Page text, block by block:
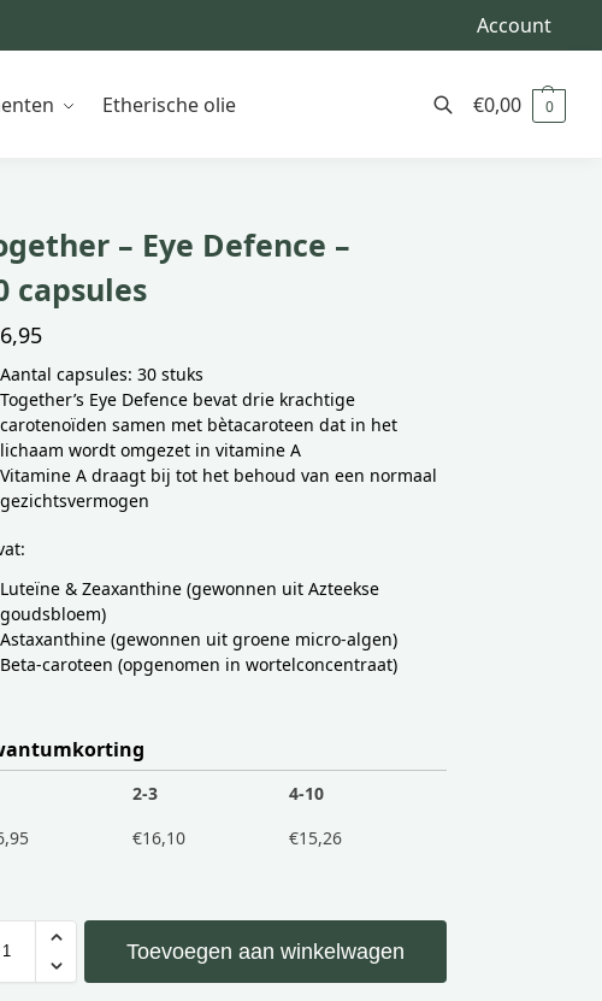
Account
Etherische olie €0,00 0
– Eye Defence –
capsules
Aantal capsules: 30 stuks
Together’s Eye Defence bevat drie krachtige
carotenoïden samen met bètacaroteen dat in het
lichaam wordt omgezet in vitamine A
Vitamine A draagt bij tot het behoud van een normaal
gezichtsvermogen
Luteïne & Zeaxanthine (gewonnen uit Azteekse
goudsbloem)
Astaxanthine (gewonnen uit groene micro-algen)
Beta-caroteen (opgenomen in wortelconcentraat)
2-3
4-10
€16,10 €15,26
Toevoegen aan winkelwagen